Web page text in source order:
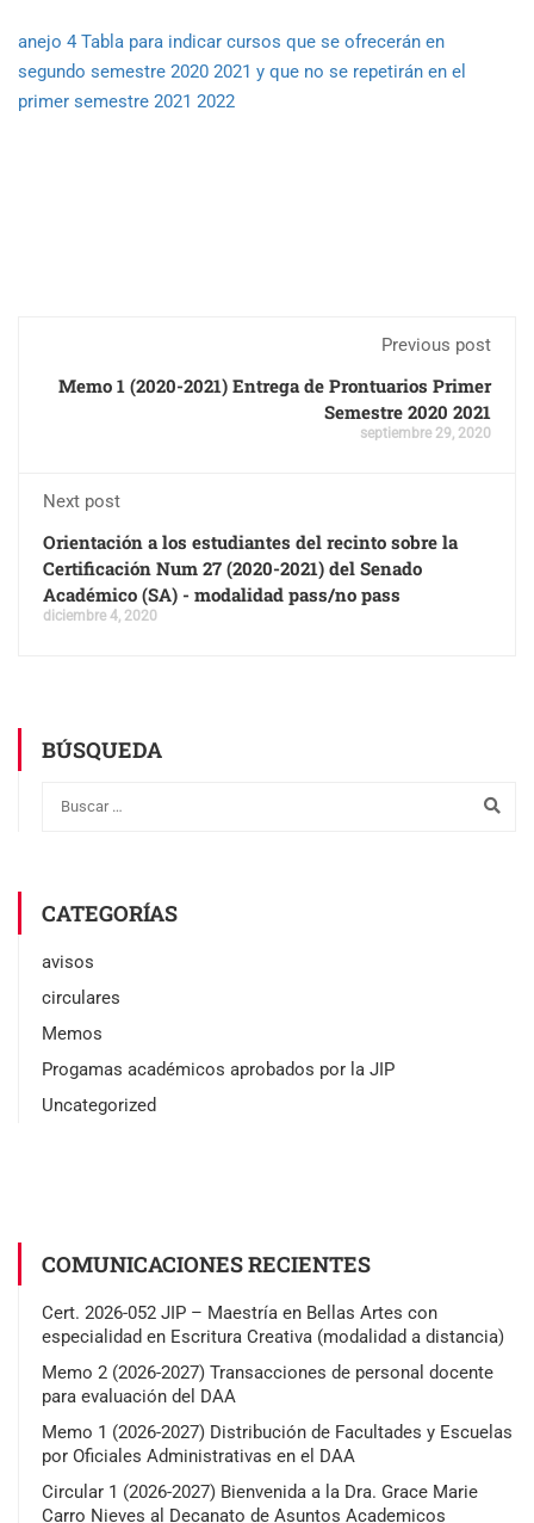
anejo 4 Tabla para indicar cursos que se ofrecerán en
segundo semestre 2020 2021 y que no se repetirán en el
primer semestre 2021 2022
Previous post
Memo 1 (2020-2021) Entrega de Prontuarios Primer
Semestre 2020 2021
septiembre 29, 2020
Next post
Orientación a los estudiantes del recinto sobre la
Certificación Num 27 (2020-2021) del Senado
Académico (SA) - modalidad pass/no pass
diciembre 4, 2020
BÚSQUEDA
CATEGORÍAS
avisos
circulares
Memos
Progamas académicos aprobados por la JIP
Uncategorized
COMUNICACIONES RECIENTES
Cert. 2026-052 JIP – Maestría en Bellas Artes con
especialidad en Escritura Creativa (modalidad a distancia)
Memo 2 (2026-2027) Transacciones de personal docente
para evaluación del DAA
Memo 1 (2026-2027) Distribución de Facultades y Escuelas
por Oficiales Administrativas en el DAA
Circular 1 (2026-2027) Bienvenida a la Dra. Grace Marie
Carro Nieves al Decanato de Asuntos Academicos